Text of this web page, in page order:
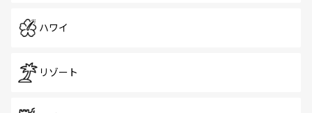
ハワイ
リゾート